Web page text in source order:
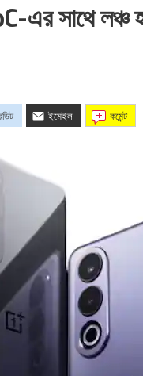
সাথে লঞ্চ
ইমেইল কমেন্ট